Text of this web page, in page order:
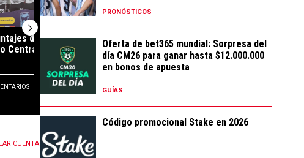
de River vs.
Central: Uno por Uno
La cruda palabra de Coudet
tras la derrota de River ant...
373 COMENTARIOS
Los puntajes
Gimnasia: Uno
...
CUENTA
PRONÓSTICOS
Oferta de bet365 mundial: Sorpresa del
día CM26 para ganar hasta $12.000.000
en bonos de apuesta
GUÍAS
Código promocional Stake en 2026